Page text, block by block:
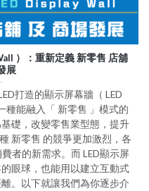
）：重新定義 新零售 店舖
展
打造的顯示屏幕牆（ LED
種能融入「 新零售 」模式的
礎，改變零售業型態，提升
新零售 的競爭更加激烈，各
者的新需求。而 LED顯示屏
眼球，也能用以建立互動式
。以下就讓我們為你逐步介